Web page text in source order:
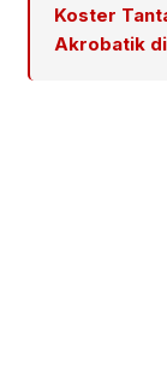
Koster
Akrobatik